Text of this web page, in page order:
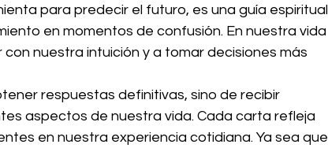
para predecir el futuro, es una guía espiritual
en momentos de confusión. En nuestra vida
nuestra intuición y a tomar decisiones más
respuestas definitivas, sino de recibir
aspectos de nuestra vida. Cada carta refleja
en nuestra experiencia cotidiana. Ya sea que